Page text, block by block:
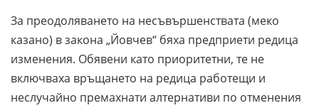
За преодоляването на несъвършенствата (меко
казано) в закона „Йовчев“ бяха предприети редица
изменения. Обявени като приоритетни, те не
включваха връщането на редица работещи и
неслучайно премахнати алтернативи по отменения